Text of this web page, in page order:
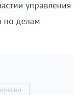
управления
по делам